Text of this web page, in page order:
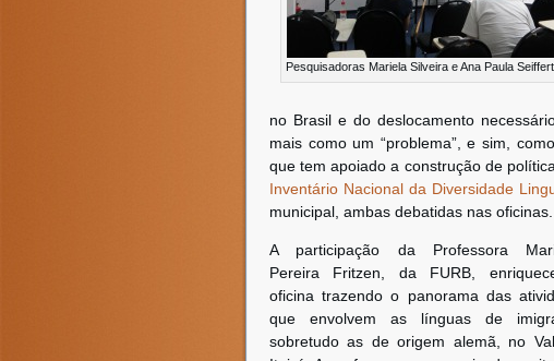
Pesquisadoras Mariela Silveira e Ana Paula
no Brasil e do deslocamento
mais como um “problema”, e sim,
que tem apoiado a construção de
Inventário Nacional da Diversidade
municipal, ambas debatidas nas oficinas.
A participação da Professora
Pereira Fritzen, da FURB,
oficina trazendo o panorama das
que envolvem as línguas de
sobretudo as de origem alemã, no